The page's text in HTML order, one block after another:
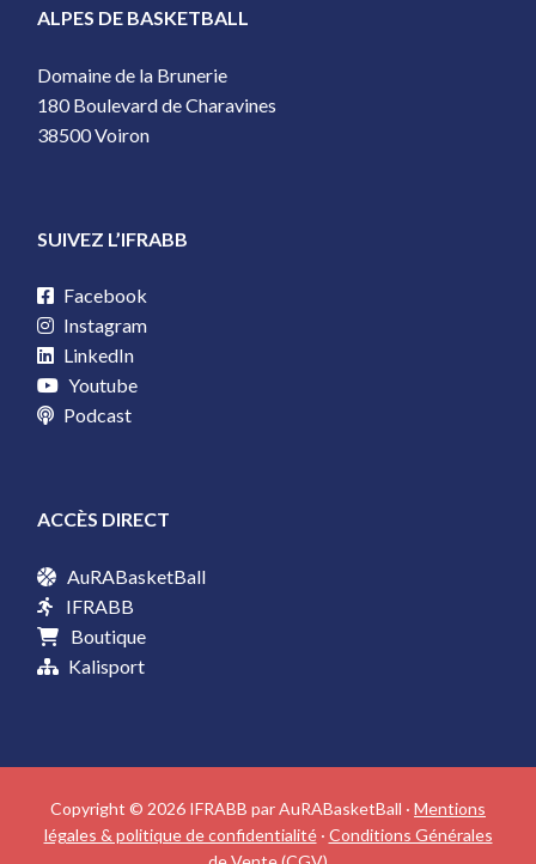
ALPES DE BASKETBALL
Domaine de la Brunerie
180 Boulevard de Charavines
38500 Voiron
SUIVEZ L’IFRABB
Facebook
Instagram
LinkedIn
Youtube
Podcast
ACCÈS DIRECT
AuRABasketBall
IFRABB
Boutique
Kalisport
Copyright © 2026 IFRABB par AuRABasketBall · Mentions
légales & politique de confidentialité· Conditions Générales